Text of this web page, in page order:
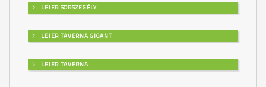
LEIER SORSZEGÉLY
LEIER TAVERNA GIGANT
LEIER TAVERNA